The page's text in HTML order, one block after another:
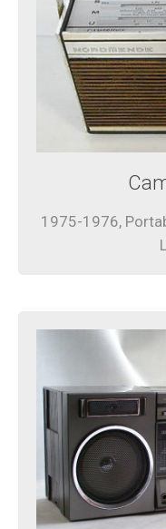
1975-1976,